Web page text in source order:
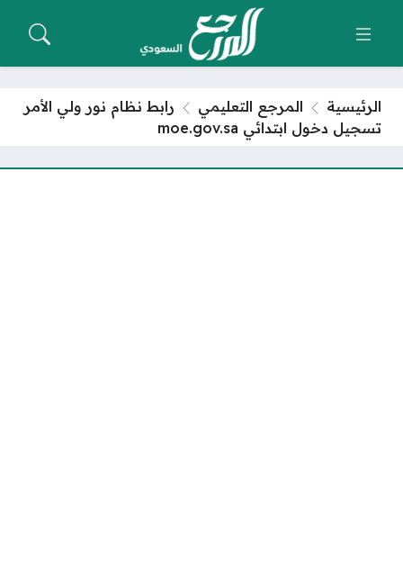
الرئيسية المرجع التعليمي
رابط نظام نور ولي الأمر
تسجيل دخول ابتدائي moe.gov.sa